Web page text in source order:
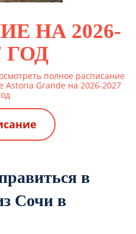
НА 2026-
ГОД
полное расписание
Astoria Grande на 2026-2027
в
Сочи в